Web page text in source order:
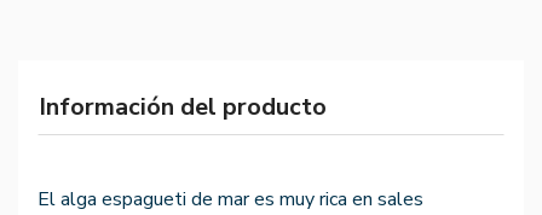
Información del producto
El alga espagueti de mar es muy rica en sales